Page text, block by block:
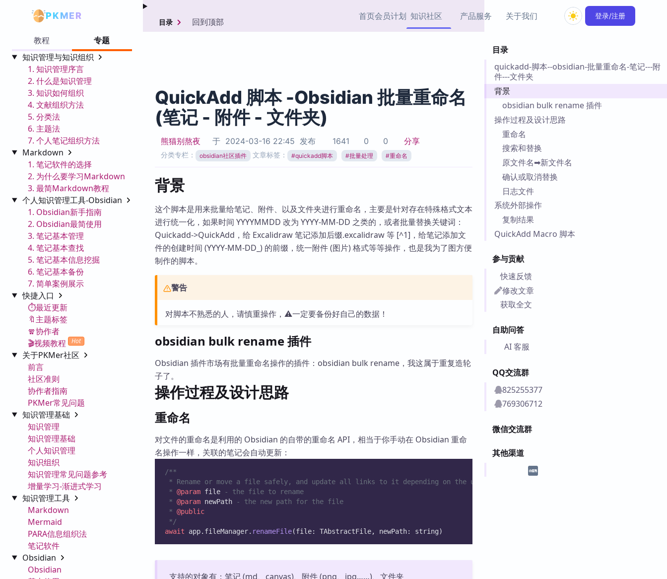
PKMER 首页会员计划 知识社区
协作者
Zotero 专题
Obsidian 专题
知识管理
产品服务
PKMer Market
加速访问 Obsidian 官方
Zotero 插件
Obsidian 思维导图插件
PKMer 出品的闪念笔记
ZK 卡实例库
Zettelkasten 实践示例
库
Obsidian 教程
主题下载与外观美化
Zotero 使用与插件教程
关于我们 登录/注册
教程
专题
知识管理与知识组织
1. 知识管理序言
2. 什么是知识管理
3. 知识如何组织
4. 文献组织方法
5. 分类法
6. 主题法
7. 个人笔记组织方法
Markdown
1. 笔记软件的选择
2. 为什么要学习Markdown
3. 最简Markdown教程
个人知识管理工具-Obsidian
1. Obsidian新手指南
2. Obsidian最简使用
3. 笔记基本管理
4. 笔记基本查找
5. 笔记基本信息挖掘
6. 笔记基本备份
7. 简单案例展示
快捷入口
⏱️最近更新
🔖主题标签
🧣协作者
🎬视频教程
Hot
关于PKMer社区
前言
社区准则
协作者指南
PKMer常见问题
知识管理基础
知识管理
知识管理基础
个人知识管理
知识组织
知识管理常见问题参考
增量学习-渐进式学习
知识管理工具
Markdown
Mermaid
PARA信息组织法
笔记软件
Obsidian
Obsidian
目录
quickadd-脚本--obsidian-批量重命名-笔记---附
件---文件夹
背景
obsidian bulk rename 插件
操作过程及设计思路
重命名
搜索和替换
原文件名➡新文件名
确认或取消替换
日志文件
系统外部操作
复制结果
QuickAdd Macro 脚本
参与贡献
快速反馈
修改文章
获取全文
自助问答
AI 客服
QQ交流群
825255377
769306712
微信交流群
其他渠道
目录 回到顶部
QuickAdd 脚本 -Obsidian 批量重命名
(笔记 - 附件 - 文件夹)
熊猫别熬夜 于 2024-03-16 22:45 发布 1641 0 0 分享
分类专栏： obsidian社区插件 文章标签： #quickadd脚本 #批量处理 #重命名
背景
这个脚本是用来批量给笔记、附件、以及文件夹进行重命名，主要是针对存在特殊格式文本
进行统一化，如果时间 YYYYMMDD 改为 YYYY-MM-DD 之类的，或者批量替换关键词：
Quickadd->QuickAdd，给 Excalidraw 笔记添加后缀.excalidraw 等 [^1]，给笔记添加文
件的创建时间 (YYYY-MM-DD_) 的前缀，统一附件 (图片) 格式等等操作，也是我为了图方便
制作的脚本。
警告
对脚本不熟悉的人，请慎重操作，⚠一定要备份好自己的数据！
obsidian bulk rename 插件
Obsidian 插件市场有批量重命名操作的插件：obsidian bulk rename，我这属于重复造轮
子了。
操作过程及设计思路
重命名
对文件的重命名是利用的 Obsidian 的自带的重命名 API，相当于你手动在 Obsidian 重命
名操作一样，关联的笔记会自动更新：
/**
* Rename or move a file safely, and update all links to it depending on the user's preferences.
* @param file - the file to rename
* @param newPath - the new path for the file
* @public
*/
await app.fileManager. renameFile(file: TAbstractFile, newPath: string)
支持的对象有：笔记 (md、canvas)、附件 (png、jpg……)、文件夹